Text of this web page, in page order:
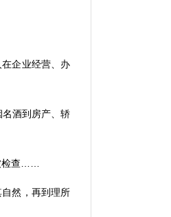
企业经营、办
酒到房产、轿
查
然，再到理所